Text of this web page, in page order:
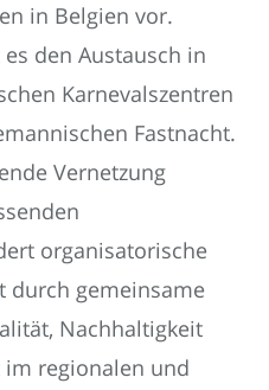
in Belgien vor.
den Austausch in
Karnevalszentren
Fastnacht.
Vernetzung
organisatorische
durch gemeinsame
Nachhaltigkeit
regionalen und